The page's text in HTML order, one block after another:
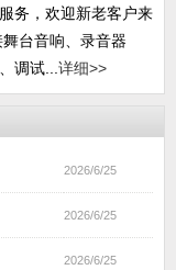
务，欢迎新老客户来
台音响、录音器
调试... 详细>>
2026/6/25
2026/6/25
2026/6/25